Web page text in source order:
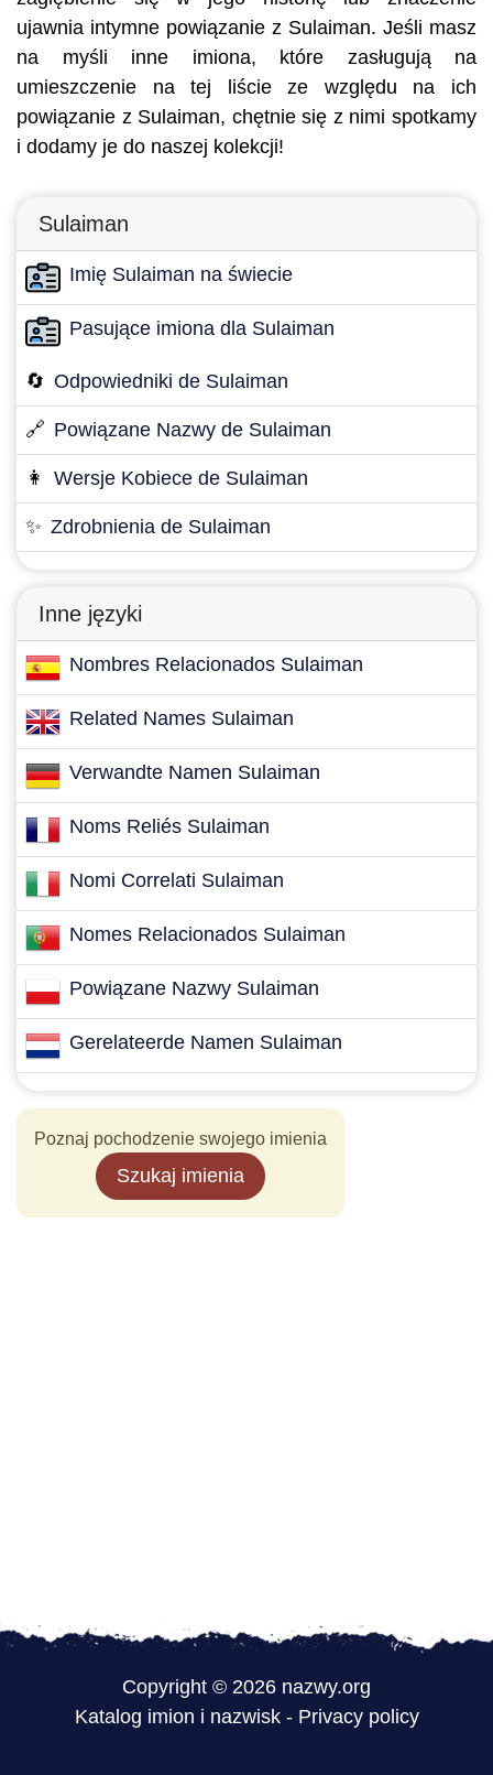
ujawnia intymne powiązanie z Sulaiman. Jeśli masz
na myśli inne imiona, które zasługują na
umieszczenie na tej liście ze względu na ich
powiązanie z Sulaiman, chętnie się z nimi spotkamy
i dodamy je do naszej kolekcji!
Sulaiman
Imię Sulaiman na świecie
Pasujące imiona dla Sulaiman
🔄 Odpowiedniki de Sulaiman
🔗 Powiązane Nazwy de Sulaiman
👩 Wersje Kobiece de Sulaiman
✨ Zdrobnienia de Sulaiman
Inne języki
Nombres Relacionados Sulaiman
Related Names Sulaiman
Verwandte Namen Sulaiman
Noms Reliés Sulaiman
Nomi Correlati Sulaiman
Nomes Relacionados Sulaiman
Powiązane Nazwy Sulaiman
Gerelateerde Namen Sulaiman
Poznaj pochodzenie swojego imienia
Szukaj imienia
Copyright © 2026 nazwy.org
Katalog imion i nazwisk- Privacy policy